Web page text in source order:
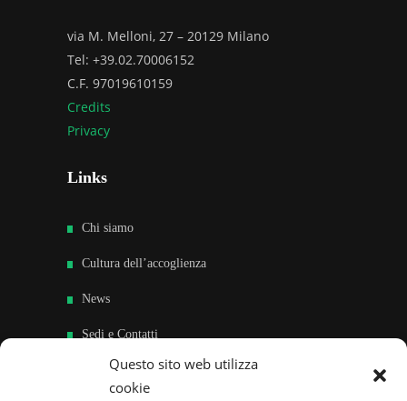
Questo sito web utilizza
cookie
via M. Melloni, 27 – 20129 Milano
Tel: +39.02.70006152
C.F. 97019610159
Credits
Privacy
Links
Chi siamo
Cultura dell’accoglienza
News
Sedi e Contatti
Sostieni